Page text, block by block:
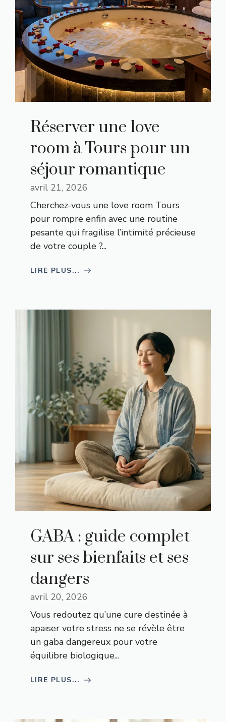
Réserver une love
room à Tours pour un
séjour romantique
avril 21, 2026
Cherchez-vous une love room Tours
pour rompre enfin avec une routine
pesante qui fragilise l’intimité précieuse
de votre couple ?...
LIRE PLUS...
GABA : guide complet
sur ses bienfaits et ses
dangers
avril 20, 2026
Vous redoutez qu’une cure destinée à
apaiser votre stress ne se révèle être
un gaba dangereux pour votre
équilibre biologique...
LIRE PLUS...